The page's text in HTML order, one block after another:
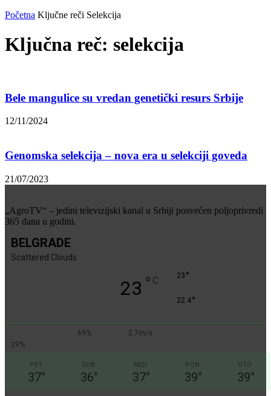
Početna Ključne reči Selekcija
Ključna reč: selekcija
Bele mangulice su vredan genetički resurs Srbije
12/11/2024
Genomska selekcija – nova era u selekciji goveda
21/07/2023
„AgroTV“ – jedini televizijski kanal u Srbiji posvećen poljoprivredi
365 dana u godini.
BELGRADE
Scattered Clouds
23 ° C 23 °
22.4°
69%
2.7m/s
29%
PET
37°
SUB
36°
NED
37°
PON
39°
UTO
39°